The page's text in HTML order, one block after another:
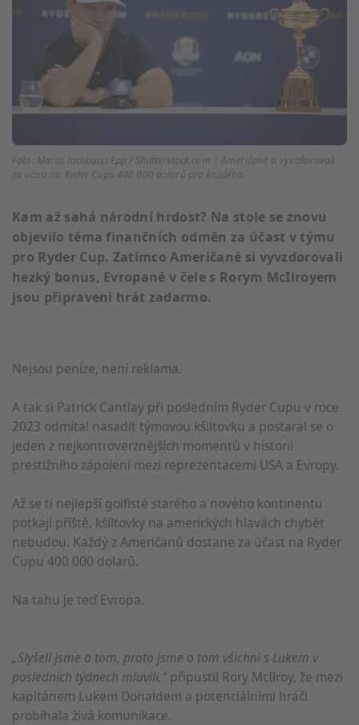
Foto: Marco Iacobucci Epp / Shutterstock.com | Američané si vyvzdorovali
za účast na Ryder Cupu 400 000 dolarů pro každého.
Kam až sahá národní hrdost? Na stole se znovu
objevilo téma finančních odměn za účast v týmu
pro Ryder Cup. Zatímco Američané si vyvzdorovali
hezký bonus, Evropané v čele s Rorym McIlroyem
jsou připraveni hrát zadarmo.
Nejsou peníze, není reklama.
A tak si Patrick Cantlay při posledním Ryder Cupu v roce
2023 odmítal nasadit týmovou kšiltovku a postaral se o
jeden z nejkontroverznějších momentů v historii
prestižního zápolení mezi reprezentacemi USA a Evropy.
Až se ti nejlepší golfisté starého a nového kontinentu
potkají příště, kšiltovky na amerických hlavách chybět
nebudou. Každý z Američanů dostane za účast na Ryder
Cupu 400 000 dolarů.
Na tahu je teď Evropa.
„Slyšeli jsme o tom, proto jsme o tom všichni s Lukem v
posledních týdnech mluvili,“připustil Rory McIlroy, že mezi
kapitánem Lukem Donaldem a potenciálními hráči
probíhala živá komunikace.